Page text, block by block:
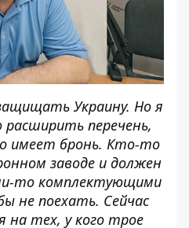
Украину. Но я
перечень,
имеет бронь. Кто-то
заводе и должен
то комплектующими
не поехать. Сейчас
на тех, у кого трое